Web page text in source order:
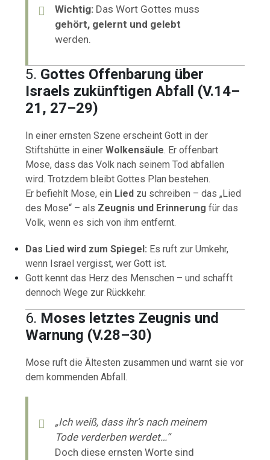
Wichtig: Das Wort Gottes muss
gehört, gelernt und gelebt
werden.
5. Gottes Offenbarung über
Israels zukünftigen Abfall (V.14–
21, 27–29)
In einer ernsten Szene erscheint Gott in der
Stiftshütte in einerWolkensäule. Er offenbart
Mose, dass das Volk nach seinem Tod abfallen
wird. Trotzdem bleibt Gottes Plan bestehen.
Er befiehlt Mose, ein Lied zu schreiben – das „Lied
des Mose“ – als Zeugnis und Erinnerung für das
Volk, wenn es sich von ihm entfernt.
Das Lied wird zum Spiegel: Es ruft zur Umkehr,
wenn Israel vergisst, wer Gott ist.
Gott kennt das Herz des Menschen – und schafft
dennoch Wege zur Rückkehr.
6. Moses letztes Zeugnis und
Warnung (V.28–30)
Mose ruft die Ältesten zusammen und warnt sie vor
dem kommenden Abfall.
„Ich weiß, dass ihr’s nach meinem
Tode verderben werdet…“
Doch diese ernsten Worte sind